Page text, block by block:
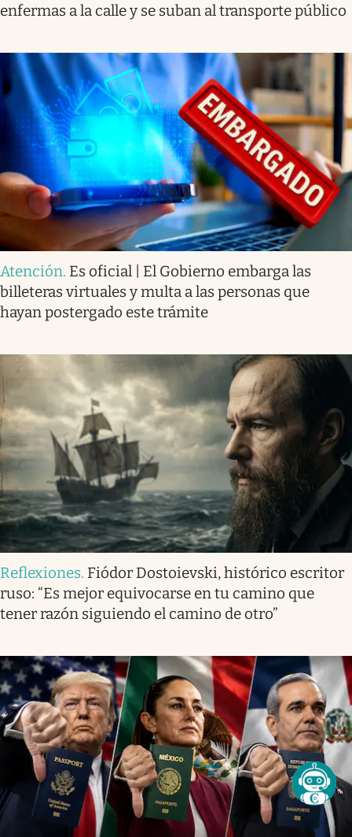
enfermas a la calle y se suban al transporte público
Atención. Es oficial | El Gobierno embarga las
billeteras virtuales y multa a las personas que
hayan postergado este trámite
Reflexiones. Fiódor Dostoievski, histórico escritor
ruso: “Es mejor equivocarse en tu camino que
tener razón siguiendo el camino de otro”